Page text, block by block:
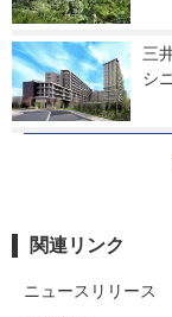
三
シ
関連リンク
ニュースリリース